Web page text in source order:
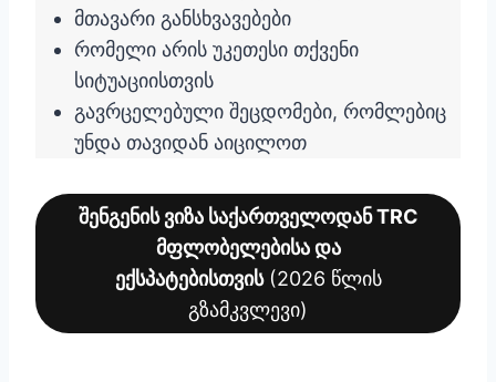
მთავარი განსხვავებები
რომელი არის უკეთესი თქვენი
სიტუაციისთვის
გავრცელებული შეცდომები, რომლებიც
უნდა თავიდან აიცილოთ
შენგენის ვიზა საქართველოდან TRC
მფლობელებისა და
ექსპატებისთვის(2026 წლის
გზამკვლევი)